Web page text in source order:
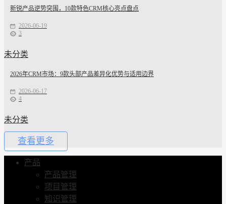
新锐产品逆势突围，10款特色CRM核心亮点盘点
2026-06-19
3
未分类
2026年CRM市场：9款头部产品差异化优势与适用边界
2026-06-17
4
未分类
查看更多
产品
产品管理
项目管理
知识管理